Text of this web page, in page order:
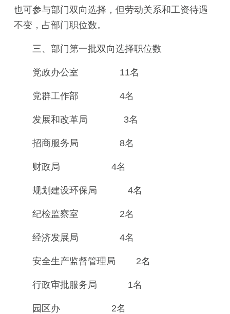
也可参与部门双向选择，但劳动关系和工资待遇
不变，占部门职位数。
三、部门第一批双向选择职位数
党政办公室 11名
党群工作部 4名
发展和改革局 3名
招商服务局 8名
财政局 4名
规划建设环保局 4名
纪检监察室 2名
经济发展局 4名
安全生产监督管理局 2名
行政审批服务局 1名
园区办 2名